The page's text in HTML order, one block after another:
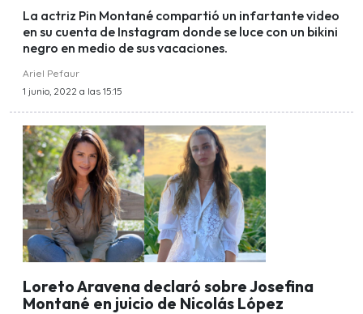
La actriz Pin Montané compartió un infartante video
en su cuenta de Instagram donde se luce con un bikini
negro en medio de sus vacaciones.
Ariel Pefaur
1 junio, 2022 a las 15:15
Loreto Aravena declaró sobre Josefina
Montané en juicio de Nicolás López